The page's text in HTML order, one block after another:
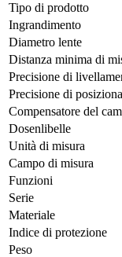
Tipo di prodotto
Ingrandimento
Diametro lente
Distanza minima di
Precisione di
Precisione di
Compensatore del
Dosenlibelle
Unità di misura
Campo di misura
Funzioni
Serie
Materiale
Indice di protezione
Peso